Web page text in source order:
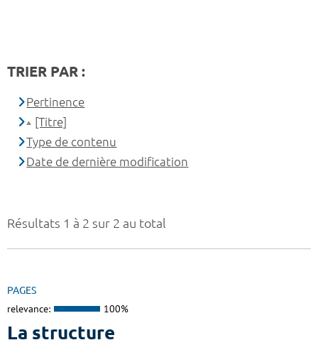
Résultats 1 à 2 sur 2 au total
PAGES
relevance: 100%
La structure
TRIER PAR :
Pertinence
[Titre]
Type de contenu
Date de dernière modification